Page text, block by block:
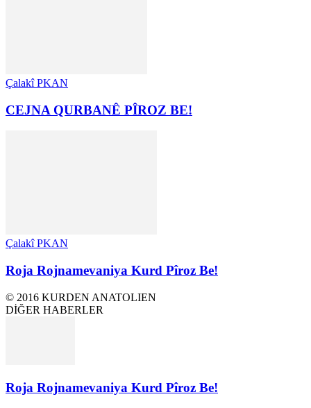
Çalakî PKAN
CEJNA QURBANÊ PÎROZ BE!
Çalakî PKAN
Roja Rojnamevaniya Kurd Pîroz Be!
© 2016 KURDEN ANATOLIEN
DİĞER HABERLER
Roja Rojnamevaniya Kurd Pîroz Be!